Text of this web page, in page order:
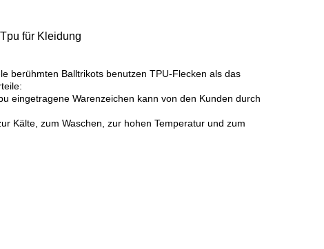
für Kleidung
berühmten Balltrikots benutzen TPU-Flecken als das
eingetragene Warenzeichen kann von den Kunden durch
Kälte, zum Waschen, zur hohen Temperatur und zum